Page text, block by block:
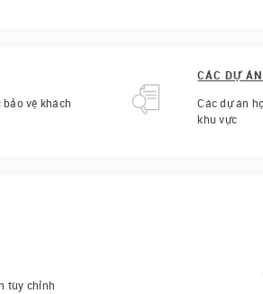
vệ khách
CÁC DỰ
Các dự án
khu vực
tùy chỉnh